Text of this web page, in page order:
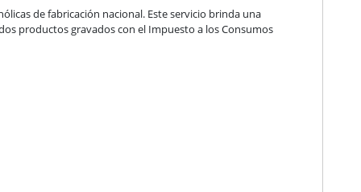
de fabricación nacional. Este servicio brinda una
productos gravados con el Impuesto a los Consumos